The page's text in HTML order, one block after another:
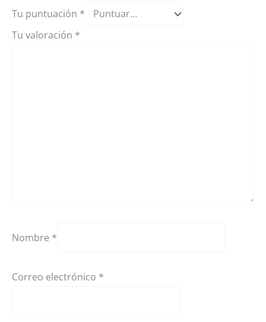
Tu puntuación *
Tu valoración *
Nombre *
Correo electrónico *